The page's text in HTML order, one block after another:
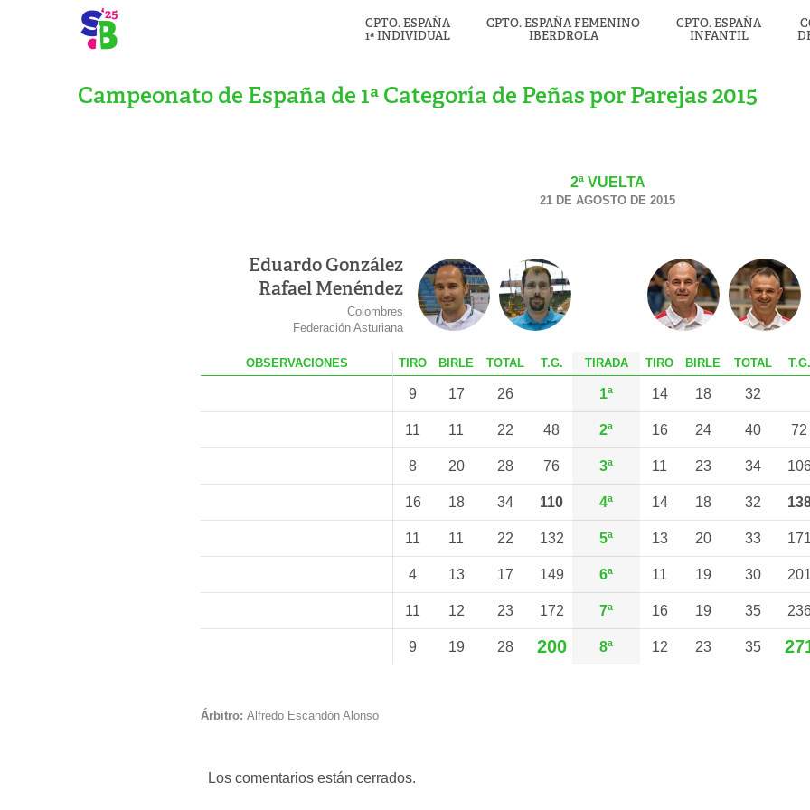
CPTO. ESPAÑA
1ª INDIVIDUAL
CPTO. ESPAÑA FEMENINO
IBERDROLA
CPTO. ESPAÑA
INFANTIL
Campeonato de España de 1ª Categoría de Peñas por Parejas 2015
2ª VUELTA
21 DE AGOSTO DE 2015
Eduardo González
Rafael Menéndez
Colombres
Federación Asturiana
OBS ERVACIONES T IRO B IRLE TOTAL T.G. TIRADA T IRO B IRLE TOTAL T.G.
9 17 26 1ª 14 18 32
11 11 22 48 2ª 16 24 40 72
8 20 28 76 3ª 11 23 34
16 18 34 110 4ª 14 18 32
11 11 22 132 5ª 13 20 33 171
4 13 17 149 6ª 11 19 30 201
11 12 23 172 7ª 16 19 35
9 19 28 200 8ª 12 23 35
Árbitro: Alfredo Escandón Alonso
Los comentarios están cerrados.